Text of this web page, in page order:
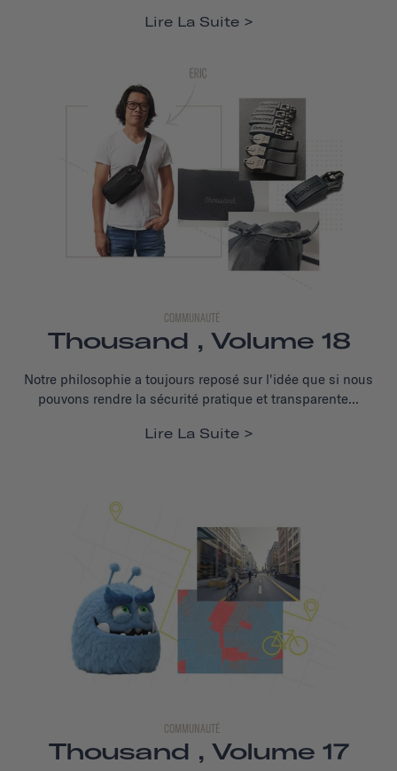
Lire La Suite
COMMUNAUTÉ
Thousand , Volume 18
Notre philosophie a toujours reposé sur l'idée que si nous
pouvons rendre la sécurité pratique et transparente...
Lire La Suite
COMMUNAUTÉ
Thousand , Volume 17